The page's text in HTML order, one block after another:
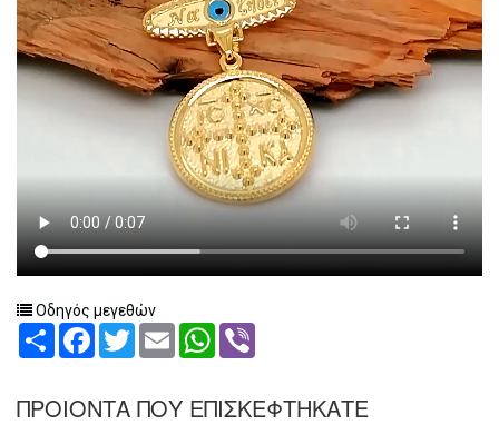
Οδηγός μεγεθών
Share FacebookTwitterEmail WhatsApp
ΠΡΟΙΟΝΤΑ ΠΟΥ ΕΠΙΣΚΕΦΤΗΚΑΤΕ